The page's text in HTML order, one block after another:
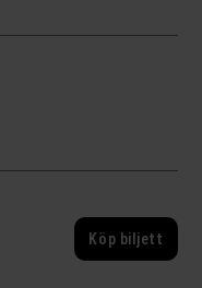
Köp biljett